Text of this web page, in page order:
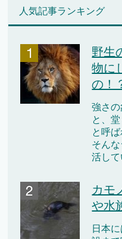
人気記事ランキング
野生
物に
の！
強さ
と、
と呼
そん
活し
カモ
や水
日本